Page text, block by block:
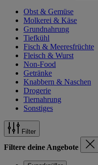
Obst & Gemüse
Molkerei & Käse
Grundnahrung
Tiefkühl
Fisch & Meeresfrüchte
Fleisch & Wurst
Non-Food
Getränke
Knabbern & Naschen
Drogerie
Tiernahrung
Sonstiges
Filter
Filtere deine Angebote